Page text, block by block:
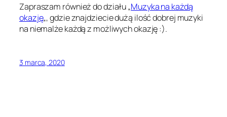
Zapraszam również do działu „Muzyka na każdą
okazję„, gdzie znajdziecie dużą ilość dobrej muzyki
na niemalże każdą z możliwych okazję :).
3 marca, 2020